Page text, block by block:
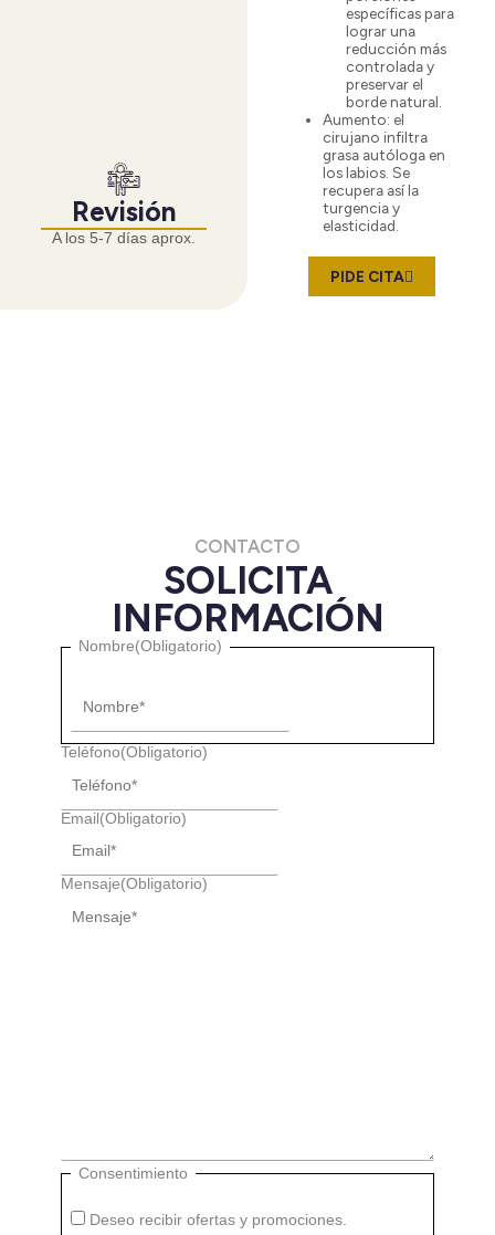
Revisión
A los 5-7 días aprox.
específicas para
lograr una
reducción más
controlada y
preservar el
borde natural.
Aumento: el
cirujano infiltra
grasa autóloga en
los labios. Se
recupera así la
turgencia y
elasticidad.
PIDE CITA
CONTACTO
SOLICITA
INFORMACIÓN
Nombre(Obligatorio) Nombre
Teléfono(Obligatorio)
Email (Obligatorio)
Mensaje(Obligatorio)
Consentimiento
Deseo recibir ofertas y promociones.